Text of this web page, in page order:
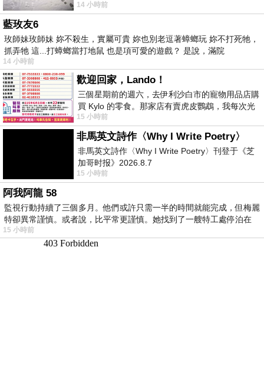
此刻忍淚說別離 他日靈魂再
14 小時前
藍玫友6
玫師妹玫師妹 妳不殺生，實屬可貴 妳也別老逗著蟑螂玩 妳不打死牠，
抓弄牠 這...打蟑螂當打地鼠 也是項可愛的遊戲？ 是說，滿院
14 小時前
歡迎回家，Lando！
三個星期前的週六，去伊利沙白市的寵物用品店購
買 Kylo 的零食。那家店有賣虎皮鸚鵡，我每次光
顧都會去看一下。他們偶爾會引進 C
15 小時前
非馬英文詩作〈Why I Write Poetry〉
非馬英文詩作〈Why I Write Poetry〉刊登于《芝
加哥时报》2026.8.7
15 小時前
阿我阿龍 58
監視行動持續了三個多月。他們或許只需一半的時間就能完成，但梅麗
特卻異常謹慎。或者說，比平常更謹慎。她找到了一艘特工處停泊在
15 小時前